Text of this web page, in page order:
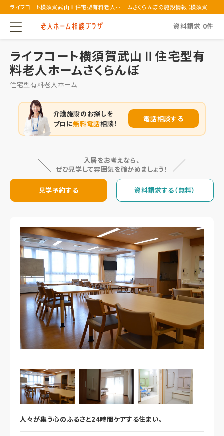
ライフコート横須賀武山Ⅱ住宅型有料老人ホームさくらんぼの施設情報（横須賀
市）
資料請求 0件
ライフコート横須賀武山Ⅱ住宅型有
料老人ホームさくらんぼ
住宅型有料老人ホーム
介護施設のお探しを
プロに無料電話相談！
電話相談する
入居をお考えなら、
ぜひ見学して雰囲気を確かめましょう！
見学予約する 資料請求する（無料）
人々が集う心のふるさと24時間ケアする住まい。